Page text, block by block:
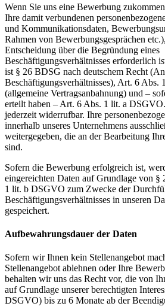
Wenn Sie uns eine Bewerbung
Ihre damit verbundenen
und Kommunikationsdaten,
Rahmen von Bewerbungsgesprächen
Entscheidung über die Begründung eines
Beschäftigungsverhältnisses erforderlich
ist § 26 BDSG nach deutschem Recht
Beschäftigungsverhältnisses), Art. 6 Abs.
(allgemeine Vertragsanbahnung) und –
erteilt haben – Art. 6 Abs. 1 lit. a
jederzeit widerrufbar. Ihre
innerhalb unseres Unternehmens
weitergegeben, die an der Bearbeitung
sind.
Sofern die Bewerbung erfolgreich ist,
eingereichten Daten auf Grundlage von
1 lit. b DSGVO zum Zwecke der
Beschäftigungsverhältnisses in unseren
gespeichert.
Aufbewahrungsdauer der Daten
Sofern wir Ihnen kein Stellenangebot
Stellenangebot ablehnen oder Ihre
behalten wir uns das Recht vor, die von
auf Grundlage unserer berechtigten
DSGVO) bis zu 6 Monate ab der